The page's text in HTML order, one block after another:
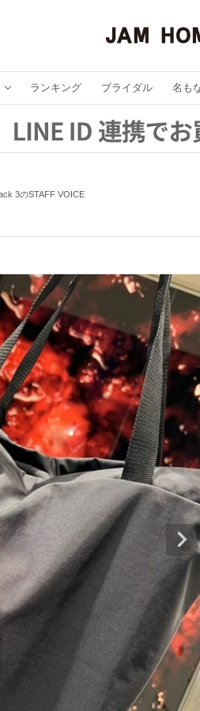
ランキング ブライダル 名も
3のSTAFF VOICE